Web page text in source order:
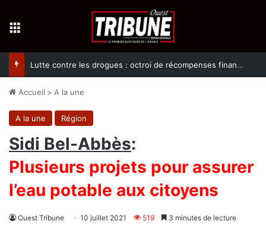
Lutte contre les drogues : octroi de récompenses financières aux dénonciateurs de trafiquants
Accueil > A la une
A la une Région
Sidi Bel-Abbès:
Plusieurs projets pour assurer
l’eau potable aux citoyens
Ouest Tribune 10 juillet 2021 519 3 minutes de lecture